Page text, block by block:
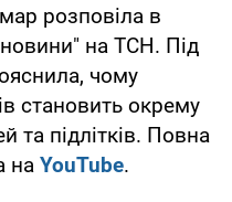
розповіла в
на ТСН. Під
чому
становить окрему
та підлітків. Повна
на YouTube.